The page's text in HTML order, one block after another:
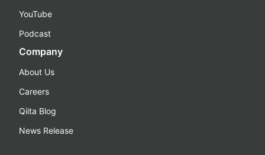
YouTube
Podcast
Company
About Us
Careers
Qiita Blog
News Release